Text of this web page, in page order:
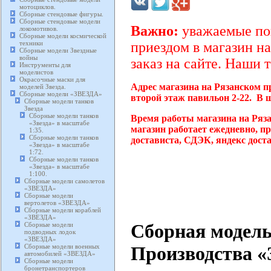
мотоциклов.
Сборные стендовые фигуры.
Сборные стендовые модели
локомотивов.
Сборные модели космической
техники
Сборные модели Звездные
войны
Инструменты для
моделистов
Окрасочные маски для
моделей Звезда.
Сборные модели «ЗВЕЗДА»
Сборные модели танков
Звезда
Сборные модели танков
«Звезда» в масштабе
1:35.
Сборные модели танков
«Звезда» в масштабе
1:72.
Сборные модели танков
«Звезда» в масштабе
1:100.
Сборные модели самолетов
«ЗВЕЗДА»
Сборные модели
вертолетов «ЗВЕЗДА»
Сборные модели кораблей
«ЗВЕЗДА»
Сборные модели
подводных лодок
«ЗВЕЗДА»
Сборные модели военных
автомобилей «ЗВЕЗДА»
Сборные модели
бронетранспортеров
Важно: уважаемые
приездом в магазин
заказ на сайте. Наши
Адрес магазина на Рязанском
второй этаж павильон 2-22. В
Время работы магазина на
магазин работает ежедневно,
достависта, СДЭК, яндекс
Сборная
Производства